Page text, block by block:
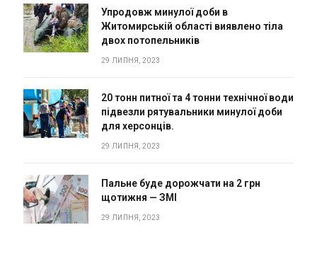
Упродовж минулої доби в
Житомирській області виявлено тіла
двох потопельників
29 ЛИПНЯ, 2023
20 тонн питної та 4 тонни технічної води
підвезли рятувальники минулої доби
для херсонців.
29 ЛИПНЯ, 2023
Пальне буде дорожчати на 2 грн
щотижня — ЗМІ
29 ЛИПНЯ, 2023